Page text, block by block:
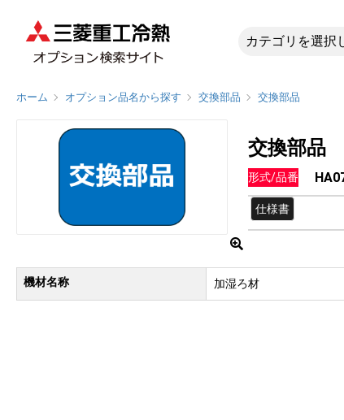
ホーム オプション品名から探す 交換部品 交換部品
交換部品
形式/品番
仕様書
機材名称 加湿ろ材